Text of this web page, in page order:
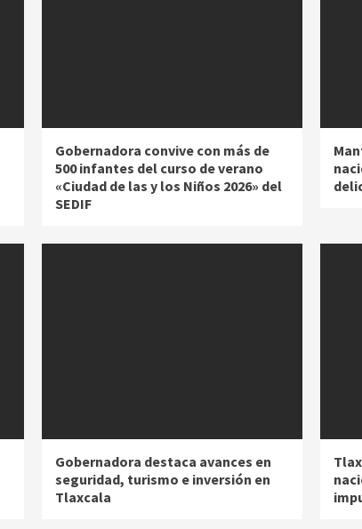
Gobernadora convive con más de
500 infantes del curso de verano
«Ciudad de las y los Niños 2026» del
SEDIF
Gobernadora destaca avances en
seguridad, turismo e inversión en
Tlaxcala